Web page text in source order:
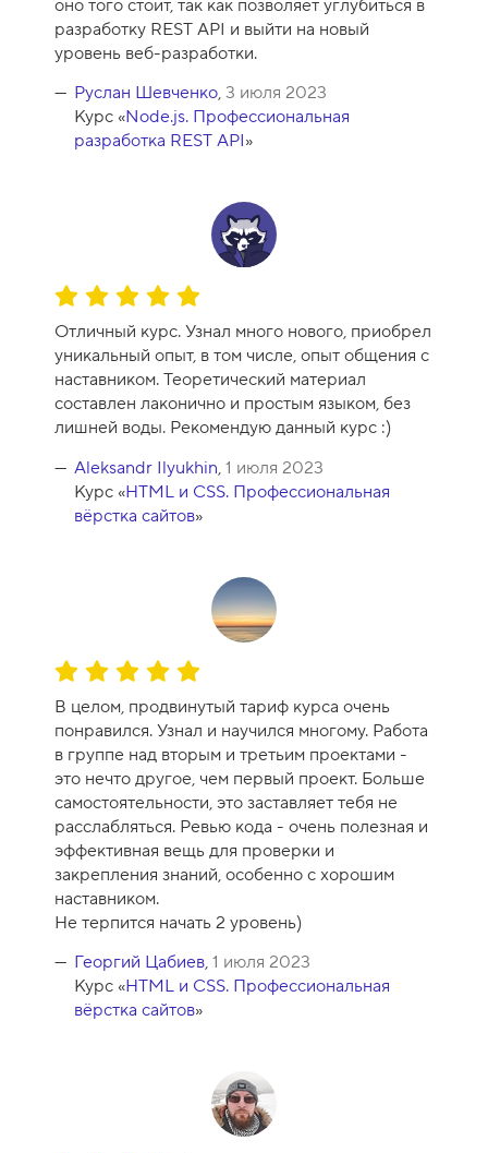
оно того стоит, так как позволяет углубиться в
разработку REST API и выйти на новый
уровень веб-разработки.
Руслан Шевченко, 3 июля 2023
Курс «Node.js. Профессиональная
разработка REST API»
О
ц
е
н
к
а
к
у
Отличный курс. Узнал много нового, приобрел
уникальный опыт, в том числе, опыт общения с
наставником. Теоретический материал
составлен лаконично и простым языком, без
лишней воды. Рекомендую данный курс :)
Aleksandr Ilyukhin, 1 июля 2023
Курс «HTML и CSS. Профессиональная
вёрстка сайтов»
О
е
н
к
а
к
у
р
с
а
-
1
В целом, продвинутый тариф курса очень
понравился. Узнал и научился многому. Работа
в группе над вторым и третьим проектами -
это нечто другое, чем первый проект. Больше
самостоятельности, это заставляет тебя не
расслабляться. Ревью кода - очень полезная и
эффективная вещь для проверки и
закрепления знаний, особенно с хорошим
наставником.
Не терпится начать 2 уровень)
Георгий Цабиев, 1 июля 2023
Курс «HTML и CSS. Профессиональная
вёрстка сайтов»